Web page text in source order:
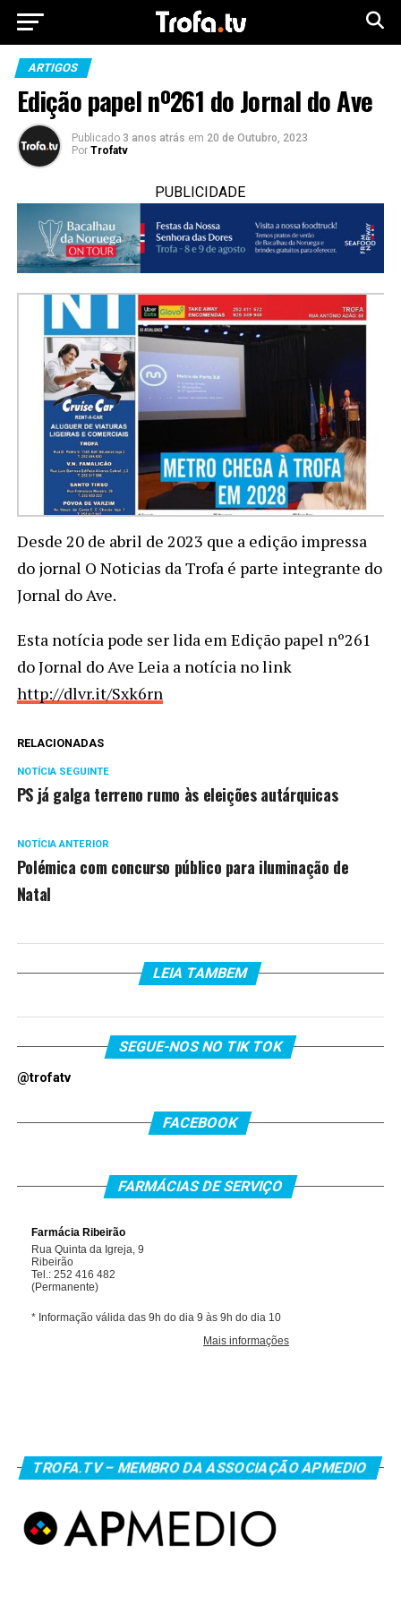
ARTIGOS
Edição papel nº261 do Jornal do Ave
Publicado 3 anos atrás em 20 de Outubro, 2023
Por Trofatv
PUBLICIDADE
Desde 20 de abril de 2023 que a edição impressa
do jornal O Noticias da Trofa é parte integrante do
Jornal do Ave.
Esta notícia pode ser lida em Edição papel nº261
do Jornal do Ave Leia a notícia no link
http://dlvr.it/Sxk6rn
RELACIONADAS
NOTÍCIA SEGUINTE
PS já galga terreno rumo às eleições autárquicas
NOTÍCIA ANTERIOR
Polémica com concurso público para iluminação de
Natal
LEIA TAMBEM
SEGUE-NOS NO TIK TOK
@trofatv
FACEBOOK
FARMÁCIAS DE SERVIÇO
TROFA.TV – MEMBRO DA ASSOCIAÇÃO APMEDIO